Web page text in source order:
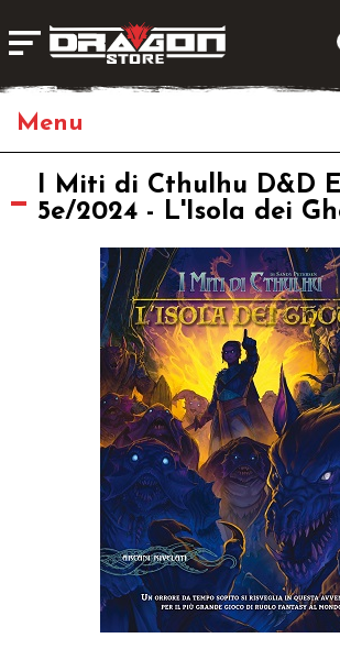
Giochi da Tavolo
Librigame
Fumetti & Romanzi
Giochi di Carte Collezionabili
Giocattoli e Gadget
I Miti di Cthulhu D&D
5e/2024 - L'Isola dei